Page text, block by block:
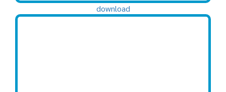
download